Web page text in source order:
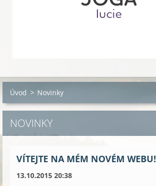
Úvod > Novinky
NOVINKY
VÍTEJTE NA MÉM NOVÉM WEBU!
13.10.2015 20:38